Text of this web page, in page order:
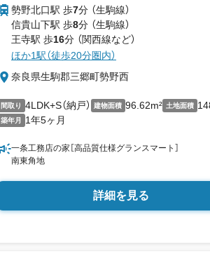
勢野北口駅 歩7分 （生駒線）
信貴山下駅 歩8分 （生駒線）
王寺駅 歩16分 （関西線など）
ほか1駅（徒歩20分圏内）
奈良県生駒郡三郷町勢野西
間取り 4LDK+S（納戸） 建物面積 96.62m² 土地面積
築年月 1年5ヶ月
一条工務店の家［高品質仕様グランスマート］
南東角地
詳細を見る